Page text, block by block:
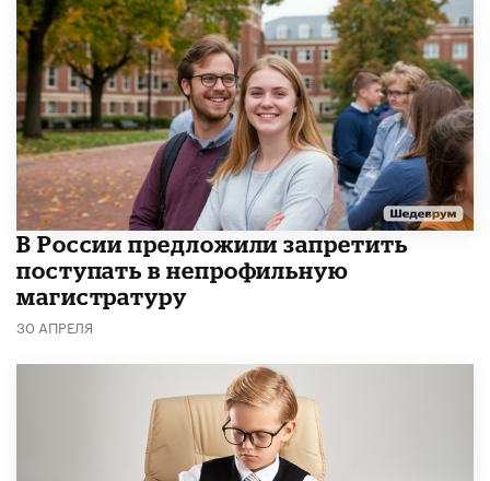
В России предложили запретить
поступать в непрофильную
магистратуру
30 АПРЕЛЯ